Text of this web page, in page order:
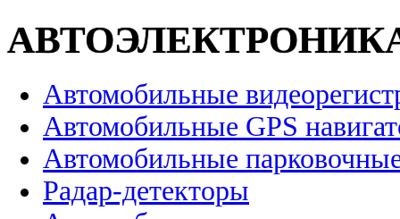
Автомобильные
Автомобильные GPS
Автомобильные
Радар-детекторы